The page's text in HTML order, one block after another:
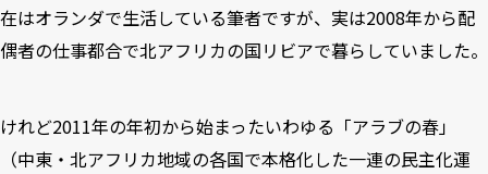
在はオランダで生活している筆者ですが、実は2008年から配
偶者の仕事都合で北アフリカの国リビアで暮らしていました。
けれど2011年の年初から始まったいわゆる「アラブの春」
（中東・北アフリカ地域の各国で本格化した一連の民主化運